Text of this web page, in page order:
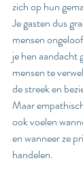
zich op hun
Je gasten dus
mensen
je hen aandacht
mensen te
de streek en
Maar
ook voelen
en wanneer ze
handelen.